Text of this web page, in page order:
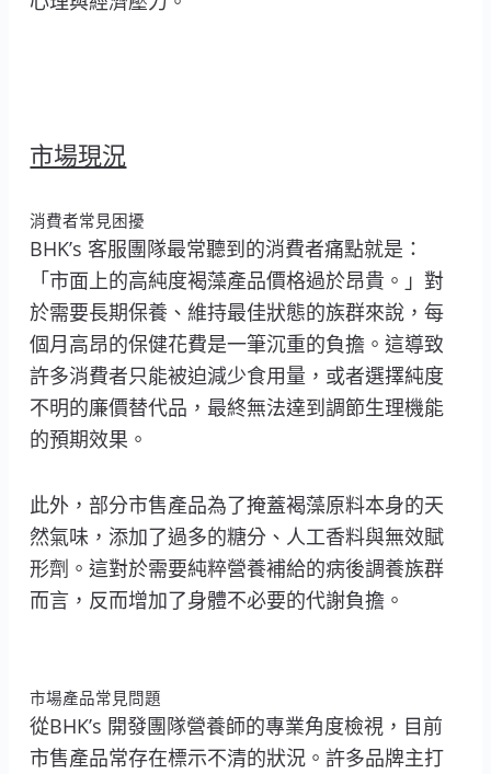
市場現況
消費者常見困擾
BHK’s 客服團隊最常聽到的消費者痛點就是：
「市面上的高純度褐藻產品價格過於昂貴。」對
於需要長期保養、維持最佳狀態的族群來說，每
個月高昂的保健花費是一筆沉重的負擔。這導致
許多消費者只能被迫減少食用量，或者選擇純度
不明的廉價替代品，最終無法達到調節生理機能
的預期效果。
此外，部分市售產品為了掩蓋褐藻原料本身的天
然氣味，添加了過多的糖分、人工香料與無效賦
形劑。這對於需要純粹營養補給的病後調養族群
而言，反而增加了身體不必要的代謝負擔。
市場產品常見問題
從BHK’s 開發團隊營養師的專業角度檢視，目前
市售產品常存在標示不清的狀況。許多品牌主打